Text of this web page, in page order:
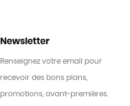
Newsletter
Renseignez votre email pour
recevoir des bons plans,
promotions, avant-premières.